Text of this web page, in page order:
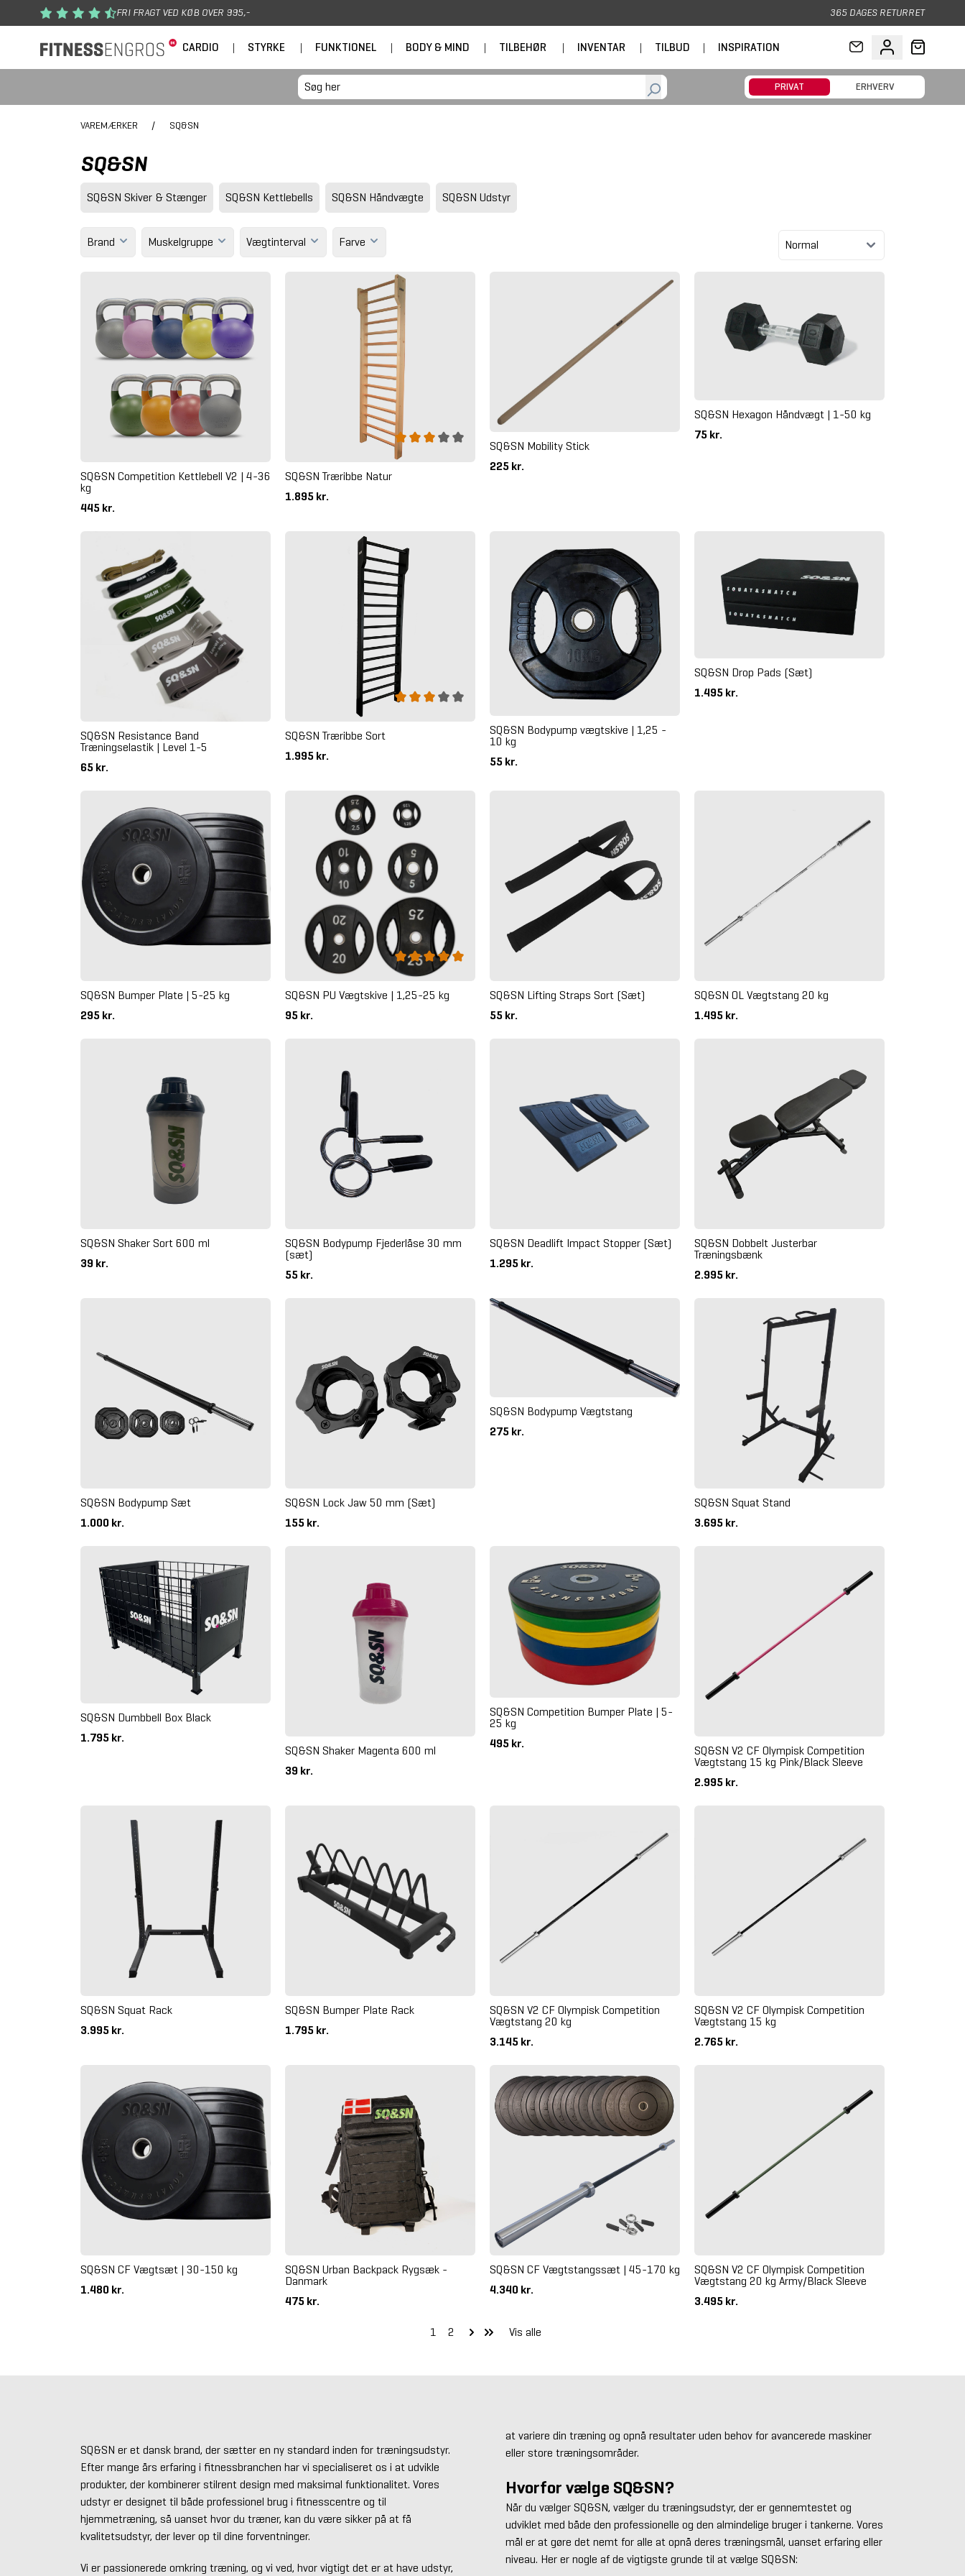
Gå til hovedindhold FRI FRAGT VED KØB OVER 995,- 365 DAGES RETURRET
CARDIO | STYRKE | FUNKTIONEL | BODY & MIND | TILBEHØR | INVENTAR | TILBUD | INSPIRATION
PRIVAT ERHVERV
VAREMÆRKER / SQ&SN
SQ&SN
SQ&SN Skiver & Stænger SQ&SN Kettlebells SQ&SN Håndvægte SQ&SN Udstyr
Brand Muskelgruppe Vægtinterval Farve
SQ&SN Competition Kettlebell V2 | 4-36
kg
445 kr.
SQ&SN Træribbe Natur
1.895 kr.
SQ&SN Mobility Stick
225 kr.
SQ&SN Hexagon Håndvægt | 1-50 kg
75 kr.
SQ&SN Resistance Band
Træningselastik | Level 1-5
65 kr.
SQ&SN Træribbe Sort
1.995 kr.
SQ&SN Bodypump vægtskive | 1,25 -
10 kg
55 kr.
SQ&SN Drop Pads (Sæt)
1.495 kr.
SQ&SN Bumper Plate | 5-25 kg
295 kr.
SQ&SN PU Vægtskive | 1,25-25 kg
95 kr.
SQ&SN Lifting Straps Sort (Sæt)
55 kr.
SQ&SN OL Vægtstang 20 kg
1.495 kr.
SQ&SN Shaker Sort 600 ml
39 kr.
SQ&SN Bodypump Fjederlåse 30 mm
(sæt)
55 kr.
SQ&SN Deadlift Impact Stopper (Sæt)
1.295 kr.
SQ&SN Dobbelt Justerbar
Træningsbænk
2.995 kr.
SQ&SN Bodypump Sæt
1.000 kr.
SQ&SN Lock Jaw 50 mm (Sæt)
155 kr.
SQ&SN Bodypump Vægtstang
275 kr.
SQ&SN Squat Stand
3.695 kr.
SQ&SN Dumbbell Box Black
1.795 kr.
SQ&SN Shaker Magenta 600 ml
39 kr.
SQ&SN Competition Bumper Plate | 5-
25 kg
495 kr.
SQ&SN V2 CF Olympisk Competition
Vægtstang 15 kg Pink/Black Sleeve
2.995 kr.
SQ&SN Squat Rack
3.995 kr.
SQ&SN Bumper Plate Rack
1.795 kr.
SQ&SN V2 CF Olympisk Competition
Vægtstang 20 kg
3.145 kr.
SQ&SN V2 CF Olympisk Competition
Vægtstang 15 kg
2.765 kr.
SQ&SN CF Vægtsæt | 30-150 kg
1.480 kr.
SQ&SN Urban Backpack Rygsæk -
Danmark
475 kr.
SQ&SN CF Vægtstangssæt | 45-170 kg
4.340 kr.
SQ&SN V2 CF Olympisk Competition
Vægtstang 20 kg Army/Black Sleeve
3.495 kr.
1 2 Vis alle
SQ&SN er et dansk brand, der sætter en ny standard inden for træningsudstyr.
Efter mange års erfaring i fitnessbranchen har vi specialiseret os i at udvikle
produkter, der kombinerer stilrent design med maksimal funktionalitet. Vores
udstyr er designet til både professionel brug i fitnesscentre og til
hjemmetræning, så uanset hvor du træner, kan du være sikker på at få
kvalitetsudstyr, der lever op til dine forventninger.
Vi er passionerede omkring træning, og vi ved, hvor vigtigt det er at have udstyr,
at variere din træning og opnå resultater uden behov for avancerede maskiner
eller store træningsområder.
Hvorfor vælge SQ&SN?
Når du vælger SQ&SN, vælger du træningsudstyr, der er gennemtestet og
udviklet med både den professionelle og den almindelige bruger i tankerne. Vores
mål er at gøre det nemt for alle at opnå deres træningsmål, uanset erfaring eller
niveau. Her er nogle af de vigtigste grunde til at vælge SQ&SN: